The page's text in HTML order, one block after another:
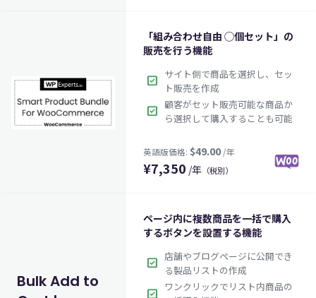
英語版価格: $79.00
「組み合わせ自由 ◯個セット」の
販売を行う機能
check_box サイト側で商品を選択し、セッ
ト販売を作成
check_box 顧客がセット販売可能な商品か
ら選択して購入することも可能
¥7,350 /年 （税別）
Bulk Add to
ページ内に複数商品を一括で購入
するボタンを設置する機能
check_box 店舗やブログページに公開でき
る製品リストの作成
check_box
ワンクリックでリスト内商品の